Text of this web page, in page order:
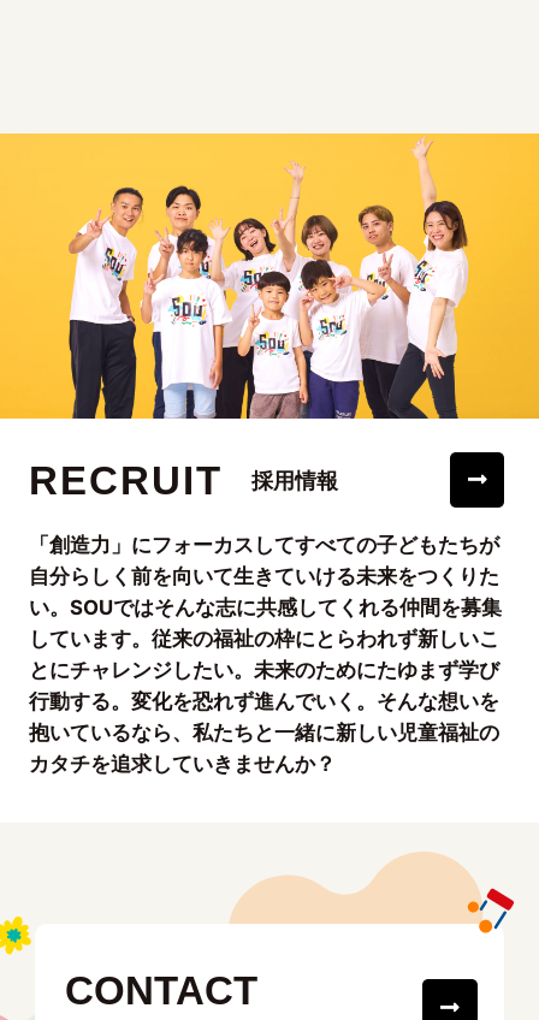
RECRUIT 採用情報
「創造力」にフォーカスしてすべての子どもたちが
自分らしく前を向いて生きていける未来をつくりた
い。SOUではそんな志に共感してくれる仲間を募集
しています。従来の福祉の枠にとらわれず新しいこ
とにチャレンジしたい。未来のためにたゆまず学び
行動する。変化を恐れず進んでいく。そんな想いを
抱いているなら、私たちと一緒に新しい児童福祉の
カタチを追求していきませんか？
CONTACT